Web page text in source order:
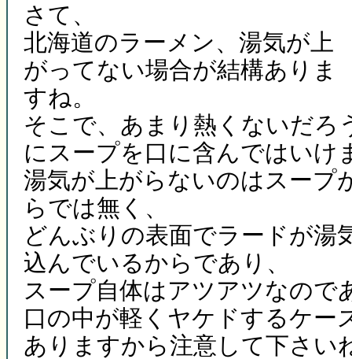
さて、
北海道のラーメン、湯気が上
がってない場合が結構ありま
すね。
そこで、あまり熱くないだろ
にスープを口に含んではいけ
湯気が上がらないのはスープ
らでは無く、
どんぶりの表面でラードが湯
込んでいるからであり、
スープ自体はアツアツなので
口の中が軽くヤケドするケー
ありますから注意して下さい